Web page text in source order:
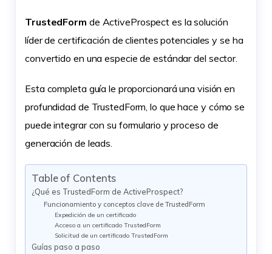
TrustedForm de ActiveProspect es la solución
líder de certificación de clientes potenciales y se ha
convertido en una especie de estándar del sector.
Esta completa guía le proporcionará una visión en
profundidad de TrustedForm, lo que hace y cómo se
puede integrar con su formulario y proceso de
generación de leads.
Table of Contents
¿Qué es TrustedForm de ActiveProspect?
Funcionamiento y conceptos clave de TrustedForm
Expedición de un certificado
Acceso a un certificado TrustedForm
Solicitud de un certificado TrustedForm
Guías paso a paso